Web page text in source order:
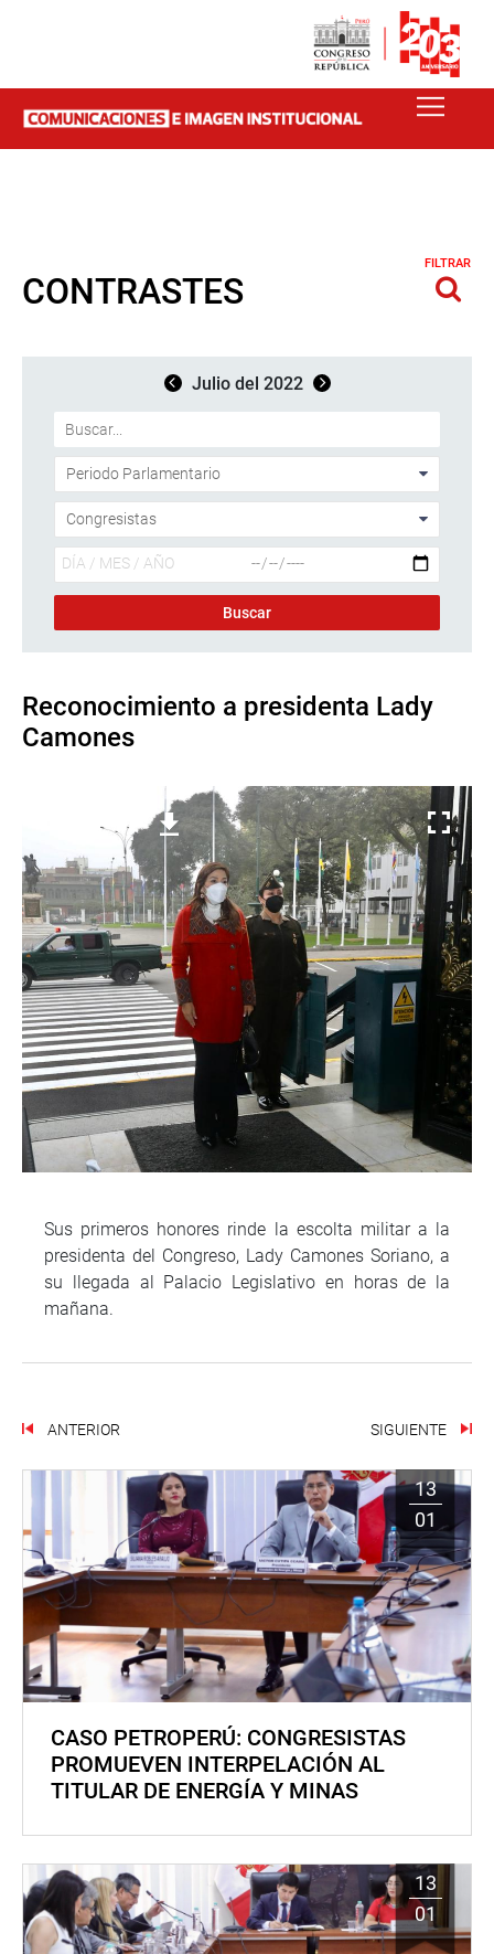
CONTRASTES
FILTRAR
Julio del 2022
Reconocimiento a presidenta Lady
Camones
Sus primeros honores rinde la escolta militar a la
presidenta del Congreso, Lady Camones Soriano, a
su llegada al Palacio Legislativo en horas de la
mañana.
ANTERIOR SIGUIENTE
13
01
CASO PETROPERÚ: CONGRESISTAS
PROMUEVEN INTERPELACIÓN AL
TITULAR DE ENERGÍA Y MINAS
13
01